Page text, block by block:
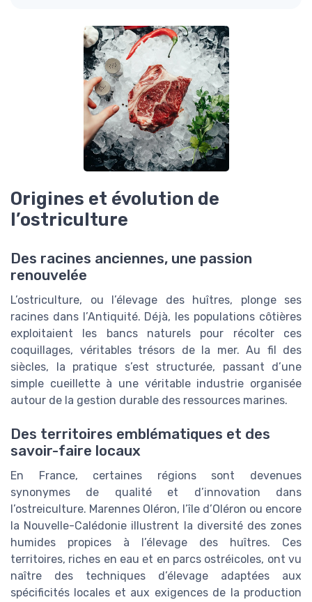
Origines et évolution de
l’ostriculture
Des racines anciennes, une passion
renouvelée
L’ostriculture, ou l’élevage des huîtres, plonge ses
racines dans l’Antiquité. Déjà, les populations côtières
exploitaient les bancs naturels pour récolter ces
coquillages, véritables trésors de la mer. Au fil des
siècles, la pratique s’est structurée, passant d’une
simple cueillette à une véritable industrie organisée
autour de la gestion durable des ressources marines.
Des territoires emblématiques et des
savoir-faire locaux
En France, certaines régions sont devenues
synonymes de qualité et d’innovation dans
l’ostreiculture. Marennes Oléron, l’île d’Oléron ou encore
la Nouvelle-Calédonie illustrent la diversité des zones
humides propices à l’élevage des huîtres. Ces
territoires, riches en eau et en parcs ostréicoles, ont vu
naître des techniques d’élevage adaptées aux
spécificités locales et aux exigences de la production